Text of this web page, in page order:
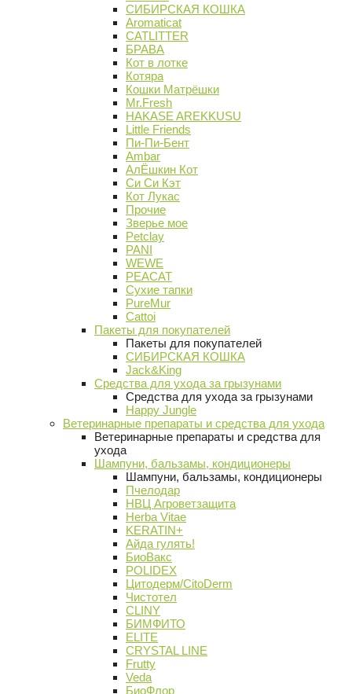
СИБИРСКАЯ КОШКА
Aromaticat
CATLITTER
БРАВА
Кот в лотке
Котяра
Кошки Матрёшки
Mr.Fresh
HAKASE AREKKUSU
Little Friends
Пи-Пи-Бент
Ambar
АлЁшкин Кот
Си Си Кэт
Кот Лукас
Прочие
Зверье мое
Petclay
PANI
WEWE
PEACAT
Сухие тапки
PureMur
Cattoi
Пакеты для покупателей
Пакеты для покупателей
СИБИРСКАЯ КОШКА
Jack&King
Средства для ухода за грызунами
Средства для ухода за грызунами
Happy Jungle
Ветеринарные препараты и средства для ухода
Ветеринарные препараты и средства для
ухода
Шампуни, бальзамы, кондиционеры
Шампуни, бальзамы, кондиционеры
Пчелодар
НВЦ Агроветзащита
Herba Vitae
KERATIN+
Айда гулять!
БиоВакс
POLIDEX
Цитодерм/CitoDerm
Чистотел
CLINY
БИМФИТО
ELITE
CRYSTAL LINE
Frutty
Veda
БиоФлор